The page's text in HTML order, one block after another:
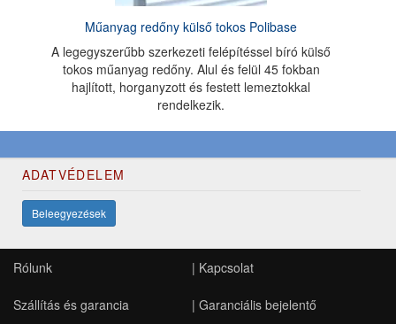
Műanyag redőny külső tokos Polibase
A legegyszerűbb szerkezeti felépítéssel bíró külső
tokos műanyag redőny. Alul és felül 45 fokban
hajlított, horganyzott és festett lemeztokkal
rendelkezik.
ADATVÉDELEM
Beleegyezések
Rólunk
Szállítás és garancia
| Kapcsolat
| Garanciális bejelentő